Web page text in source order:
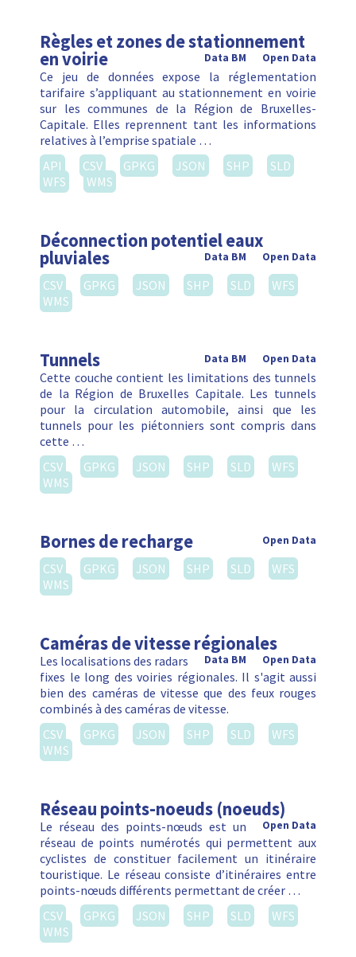
Règles et zones de stationnement
en voirie Open Data
Data BM
Ce jeu de données expose la réglementation
tarifaire s’appliquant au stationnement en voirie
sur les communes de la Région de Bruxelles-
Capitale. Elles reprennent tant les informations
relatives à l’emprise spatiale …
API
CSV GPKG JSON SHP
SLD
WFS
WMS
Déconnection potentiel eaux
pluviales Open Data
Data BM
CSV GPKG JSON SHP SLD
WFS
WMS
Tunnels Open Data
Data BM
Cette couche contient les limitations des tunnels
de la Région de Bruxelles Capitale. Les tunnels
pour la circulation automobile, ainsi que les
tunnels pour les piétonniers sont compris dans
cette …
CSV
GPKG JSON SHP SLD
WFS
WMS
Bornes de recharge Open Data
CSV GPKG JSON SHP SLD
WFS
WMS
Caméras de vitesse régionales
Open Data
Data BM
Les localisations des radars
fixes le long des voiries régionales. Il s'agit aussi
bien des caméras de vitesse que des feux rouges
combinés à des caméras de vitesse.
CSV
GPKG JSON SHP SLD
WFS
WMS
Réseau points-noeuds (noeuds)
Open Data
Le réseau des points-nœuds est un
réseau de points numérotés qui permettent aux
cyclistes de constituer facilement un itinéraire
touristique. Le réseau consiste d’itinéraires entre
points-nœuds différents permettant de créer …
CSV
GPKG JSON SHP SLD
WFS
WMS